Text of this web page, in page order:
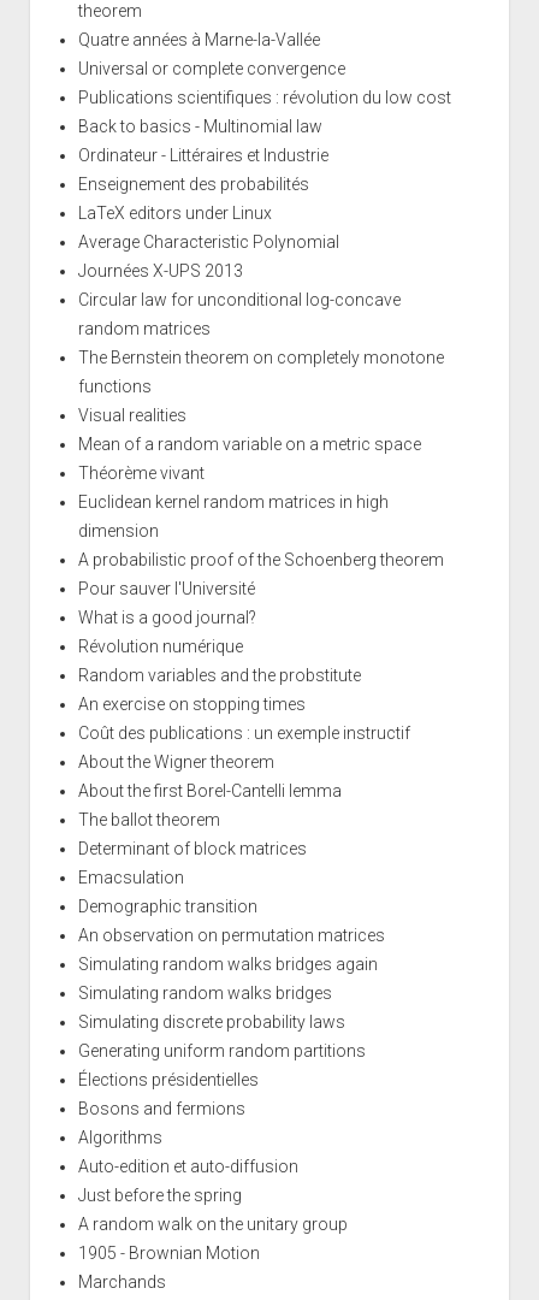
theorem
Quatre années à Marne-la-Vallée
Universal or complete convergence
Publications scientifiques : révolution du low cost
Back to basics - Multinomial law
Ordinateur - Littéraires et Industrie
Enseignement des probabilités
LaTeX editors under Linux
Average Characteristic Polynomial
Journées X-UPS 2013
Circular law for unconditional log-concave
random matrices
The Bernstein theorem on completely monotone
functions
Visual realities
Mean of a random variable on a metric space
Théorème vivant
Euclidean kernel random matrices in high
dimension
A probabilistic proof of the Schoenberg theorem
Pour sauver l'Université
What is a good journal?
Révolution numérique
Random variables and the probstitute
An exercise on stopping times
Coût des publications : un exemple instructif
About the Wigner theorem
About the first Borel-Cantelli lemma
The ballot theorem
Determinant of block matrices
Emacsulation
Demographic transition
An observation on permutation matrices
Simulating random walks bridges again
Simulating random walks bridges
Simulating discrete probability laws
Generating uniform random partitions
Élections présidentielles
Bosons and fermions
Algorithms
Auto-edition et auto-diffusion
Just before the spring
A random walk on the unitary group
1905 - Brownian Motion
Marchands